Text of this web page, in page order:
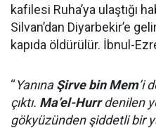
kafilesi Ruha’ya ulaştığı
Silvan’dan Diyarbekir’e
kapıda öldürülür. İbnul-
“YanınaŞirve bin Mem’i
çıktı. Ma’el-Hurrdenilen
gökyüzünden şiddetli bir